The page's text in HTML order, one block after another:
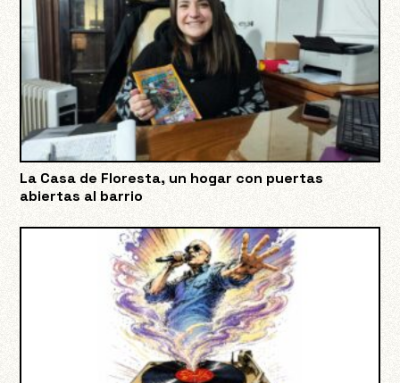
La Casa de Floresta, un hogar con puertas
abiertas al barrio